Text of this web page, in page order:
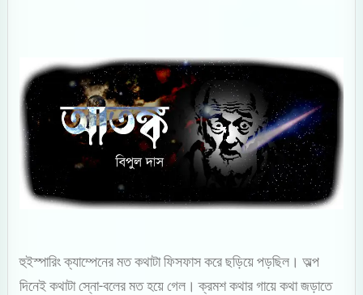
হুইস্পারিং ক্যাম্পেনের মত কথাটা ফিসফাস করে ছড়িয়ে পড়ছিল। অল্প
দিনেই কথাটা স্নো-বলের মত হয়ে গেল। ক্রমশ কথার গায়ে কথা জড়াতে